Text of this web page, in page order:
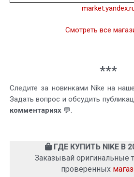
Смотреть все
***
Следите за новинками Nike на
Задать вопрос и обсудить
комментариях 💬.
ГДЕ КУПИТЬ NIKE В
Заказывай оригинальные
проверенных